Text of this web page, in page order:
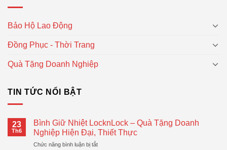
Bảo Hộ Lao Động
Đồng Phục - Thời Trang
Quà Tặng Doanh Nghiệp
TIN TỨC NỔI BẬT
23
Th6
Bình Giữ Nhiệt LocknLock – Quà Tặng Doanh
Nghiệp Hiện Đại, Thiết Thực
Chức năng bình luận bị tắtở